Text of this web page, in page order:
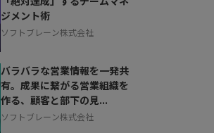
ジメント術
ソフトブレーン株式会社
バラバラな営業情報を一発共
有。成果に繋がる営業組織を
作る、顧客と部下の見...
ソフトブレーン株式会社